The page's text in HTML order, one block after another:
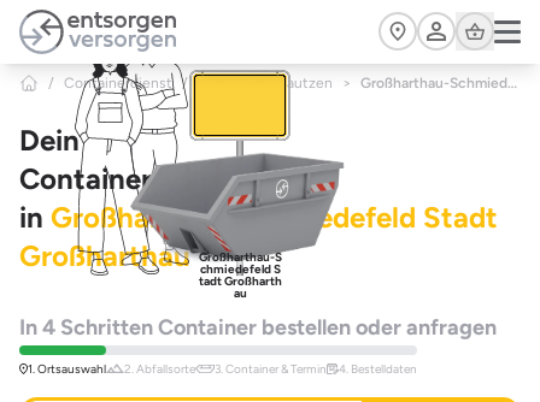
Zum Hauptinhalt springen
Cart
/ Containerdienst / Bautzen > Großharthau-Schmiedefeld Stadt Großharthau
Dein
Containerdienst
in Großharthau-Schmiedefeld Stadt
Großharthau Großharthau-S
chmiedefeld S
tadt Großharth
au
In 4 Schritten Container bestellen oder anfragen
1. Ortsauswahl 2. Abfallsorte 3. Container & Termin 4. Bestelldaten